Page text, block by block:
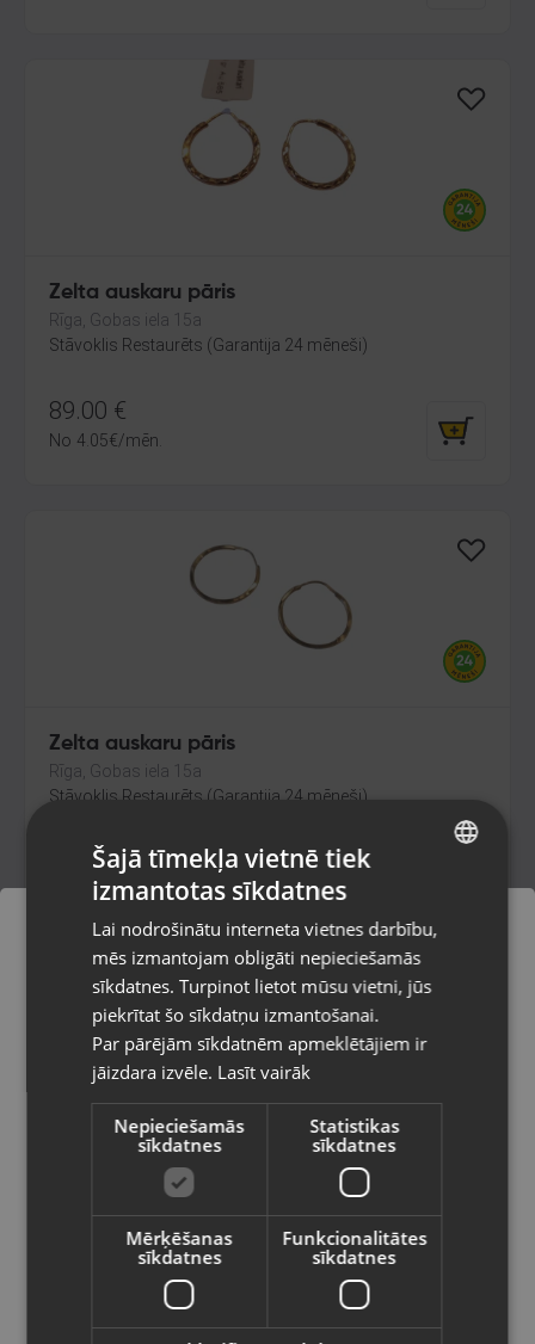
Zelta auskaru pāris
Rīga, Gobas iela 15a
Stāvoklis Restaurēts (Garantija 24 mēneši)
89.00 €
No 4.05€/mēn.
Zelta auskaru pāris
Rīga, Gobas iela 15a
Stāvoklis Restaurēts (Garantija 24 mēneši)
160.00€
7.27€/mēn.
Zelts Auskaru pāris
Rīga, Melīdas iela 11
Stāvoklis Restaurēts (Garantija 24 mēneši)
Pasūtījumi tiks piegādāti uz
izvēlēto valsti
Vietnes saturs būs attēlots izvēlētajā
valodā
Valsts
RUSSIAN
Šajā tīmekļa vietnē tiek
izmantotas sīkdatnes
Lai nodrošinātu interneta vietnes darbību,
mēs izmantojam obligāti nepieciešamās
sīkdatnes. Turpinot lietot mūsu vietni, jūs
piekrītat šo sīkdatņu izmantošanai.
Par pārējām sīkdatnēm apmeklētājiem ir
jāizdara izvēle. Lasīt vairāk
Nepieciešamās
sīkdatnes
Statistikas
sīkdatnes
Mērķēšanas
sīkdatnes
Funkcionalitātes
sīkdatnes